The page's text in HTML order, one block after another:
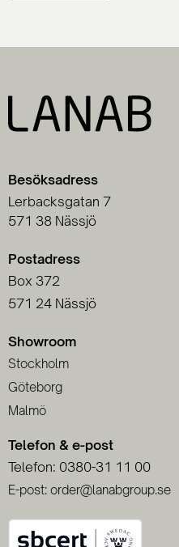
Besöksadress
Lerbacksgatan 7
571 38 Nässjö
Postadress
Box 372
571 24 Nässjö
Showroom
Stockholm
Göteborg
Malmö
Telefon & e-post
Telefon: 0380-31 11 00
E-post: order@lanabgroup.se